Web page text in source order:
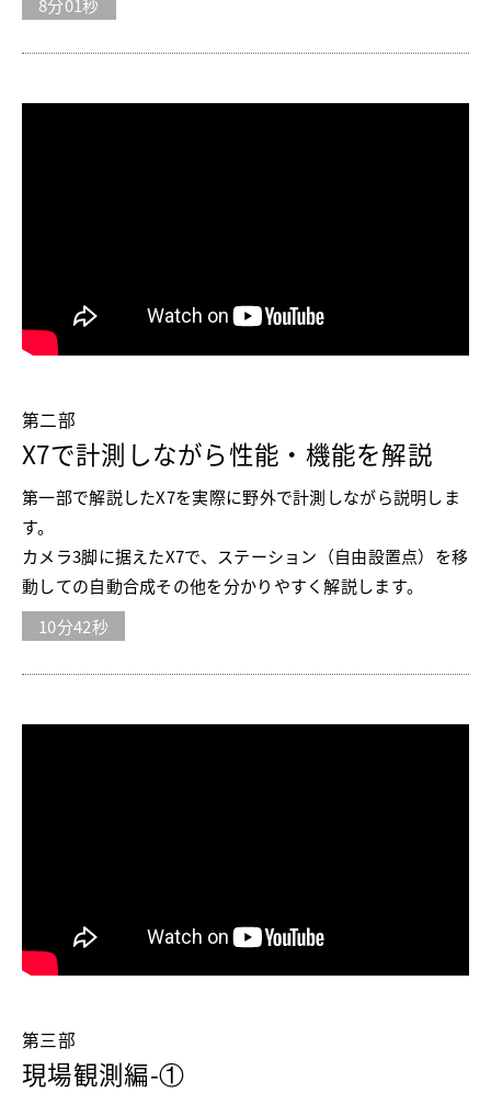
8分01秒
第二部
X7で計測しながら性能・機能を解説
第一部で解説したX7を実際に野外で計測しながら説明しま
す。
カメラ3脚に据えたX7で、ステーション（自由設置点）を移
動しての自動合成その他を分かりやすく解説します。
10分42秒
第三部
現場観測編-①